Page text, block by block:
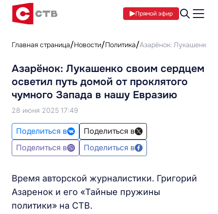
Прямой эфир
Главная страница Новости Политика Азарёнок: Лукашенко
Азарёнок: Лукашенко своим сердцем
осветил путь домой от проклятого
чумного Запада в нашу Евразию
28 июня 2025 17:49
Поделиться в
Поделиться в
Поделиться в
Поделиться в
Время авторской журналистики. Григорий
Азаренок и его «Тайные пружины
политики» на СТВ.